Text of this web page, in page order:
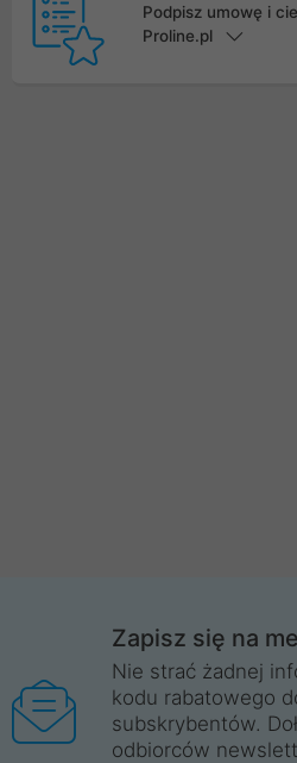
Podpisz umowę i
Proline.pl
Zapisz się na
Nie strać żadnej
kodu rabatowego
subskrybentów.
odbiorców